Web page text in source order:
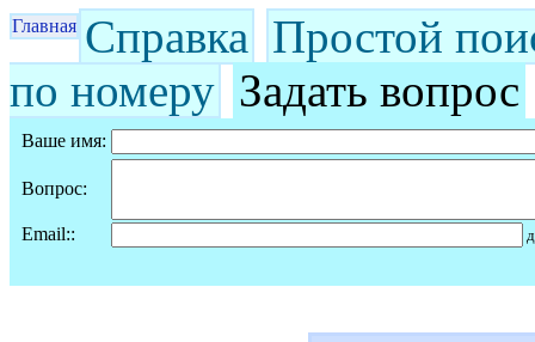
Главная Справка Простой
по номеру Задать вопрос
Ваше имя:
Вопрос:
Email::